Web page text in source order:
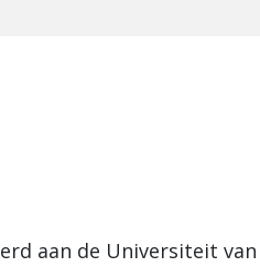
aan de Universiteit